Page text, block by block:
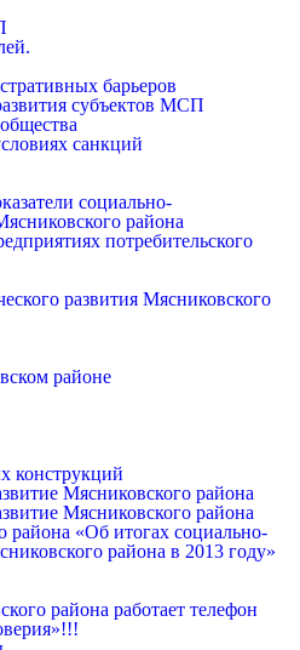
барьеров
субъектов МСП
санкций
социально-
района
потребительского
развития Мясниковского
районе
конструкций
Мясниковского района
Мясниковского района
района «Об итогах социально-
района в 2013 году»
района работает телефон